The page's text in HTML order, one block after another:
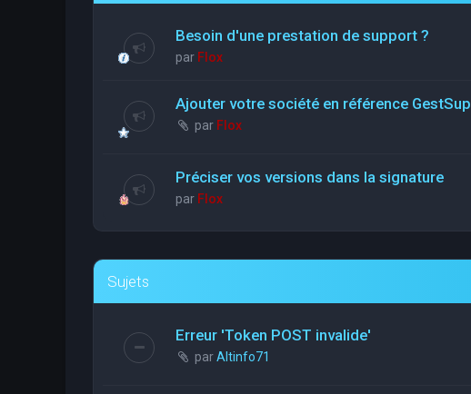
Besoin d'une prestation de support ?
par Flox
Ajouter votre société en référence GestSup
par Flox
Préciser vos versions dans la signature
par Flox
Sujets
Erreur 'Token POST invalide'
parAltinfo71